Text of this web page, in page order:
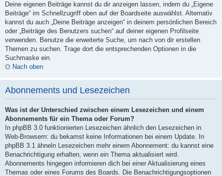
Deine eigenen Beiträge kannst du dir anzeigen lassen, indem du „Eigene
Beiträge“ im Schnellzugriff oben auf der Boardseite auswählst. Alternativ
kannst du auch „Deine Beiträge anzeigen“ in deinem persönlichen Bereich
oder „Beiträge des Benutzers suchen“ auf deiner eigenen Profilseite
verwenden. Benutze die erweiterte Suche, um nach von dir erstellen
Themen zu suchen. Trage dort die entsprechenden Optionen in die
Suchmaske ein.
Nach oben
Abonnements und Lesezeichen
Was ist der Unterschied zwischen einem Lesezeichen und einem
Abonnements für ein Thema oder Forum?
In phpBB 3.0 funktionierten Lesezeichen ähnlich den Lesezeichen in
Web-Browsern: du bekamst keine Informationen bei einem Update. In
phpBB 3.1 ähneln Lesezeichen mehr einem Abonnement: du kannst eine
Benachrichtigung erhalten, wenn ein Thema aktualisiert wird.
Abonnements hingegen informieren dich bei einer Aktualisierung eines
Themas oder eines Forums des Boards. Die Benachrichtigungsoptionen